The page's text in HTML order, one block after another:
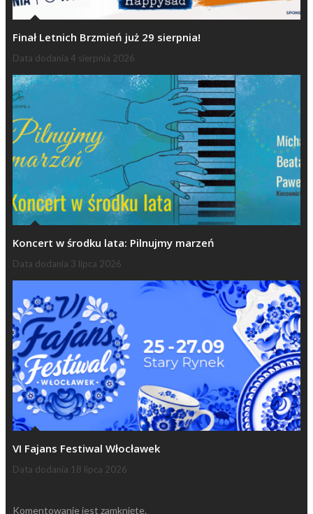
Finał Letnich Brzmień już 29 sierpnia!
Data dodania 4 sierpnia 2026
Koncert w środku lata: Pilnujmy marzeń
Data dodania 3 lipca 2026
VI Fajans Festiwal Włocławek
Data dodania 18 lipca 2026
Komentowanie jest zamknięte.